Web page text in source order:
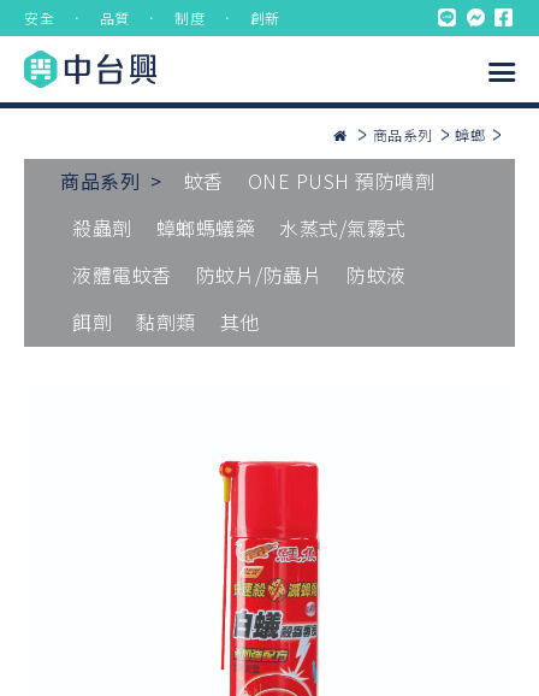
安全 ． 品質 ． 制度 ． 創新
商品系列 蟑螂
商品系列 > 蚊香
ONE PUSH 預防噴劑
殺蟲劑
蟑螂螞蟻藥
水蒸式/氣霧式
液體電蚊香
防蚊片/防蟲片
防蚊液
餌劑
黏劑類 其他